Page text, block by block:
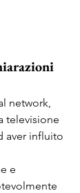
network,
televisione
aver influito
e